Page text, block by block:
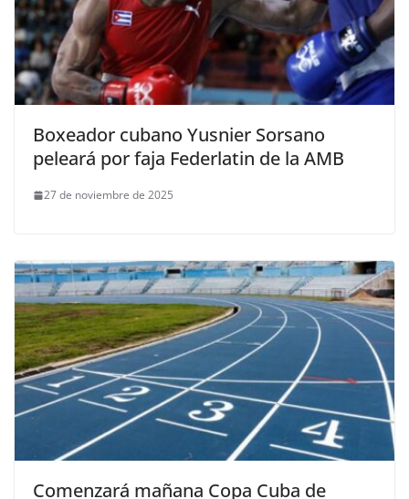
Boxeador cubano Yusnier Sorsano
peleará por faja Federlatin de la AMB
27 de noviembre de 2025
Comenzará mañana Copa Cuba de